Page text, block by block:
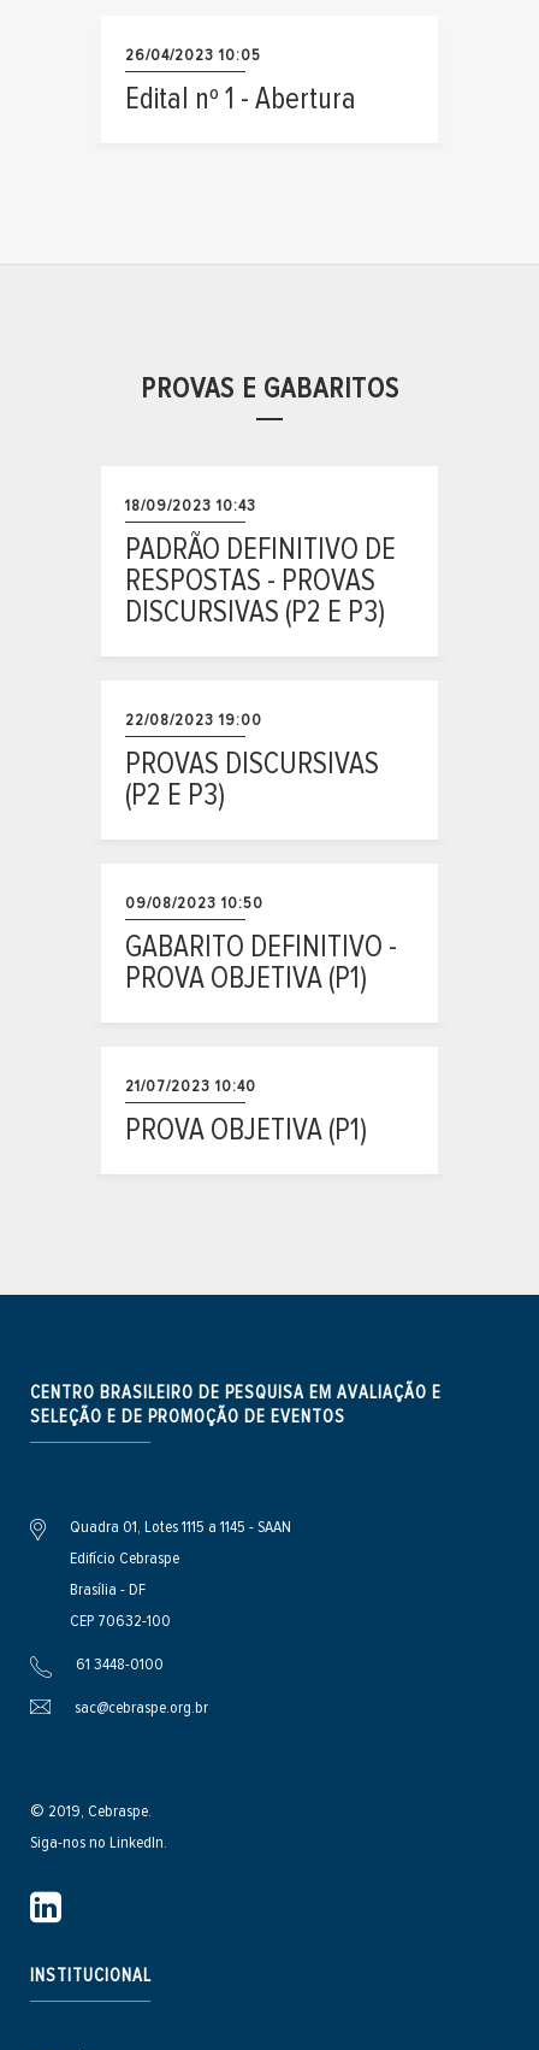
26/04/2023 10:05
Edital nº 1 - Abertura
PROVAS E GABARITOS
18/09/2023 10:43
PADRÃO DEFINITIVO DE
RESPOSTAS - PROVAS
DISCURSIVAS (P2 E P3)
22/08/2023 19:00
PROVAS DISCURSIVAS
(P2 E P3)
09/08/2023 10:50
GABARITO DEFINITIVO -
PROVA OBJETIVA (P1)
21/07/2023 10:40
PROVA OBJETIVA (P1)
CENTRO BRASILEIRO DE PESQUISA EM AVALIAÇÃO E
SELEÇÃO E DE PROMOÇÃO DE EVENTOS
Quadra 01, Lotes 1115 a 1145 - SAAN
Edifício Cebraspe
Brasília - DF
CEP 70632-100
61 3448-0100
sac@cebraspe.org.br
© 2019, Cebraspe.
Siga-nos no LinkedIn.
INSTITUCIONAL